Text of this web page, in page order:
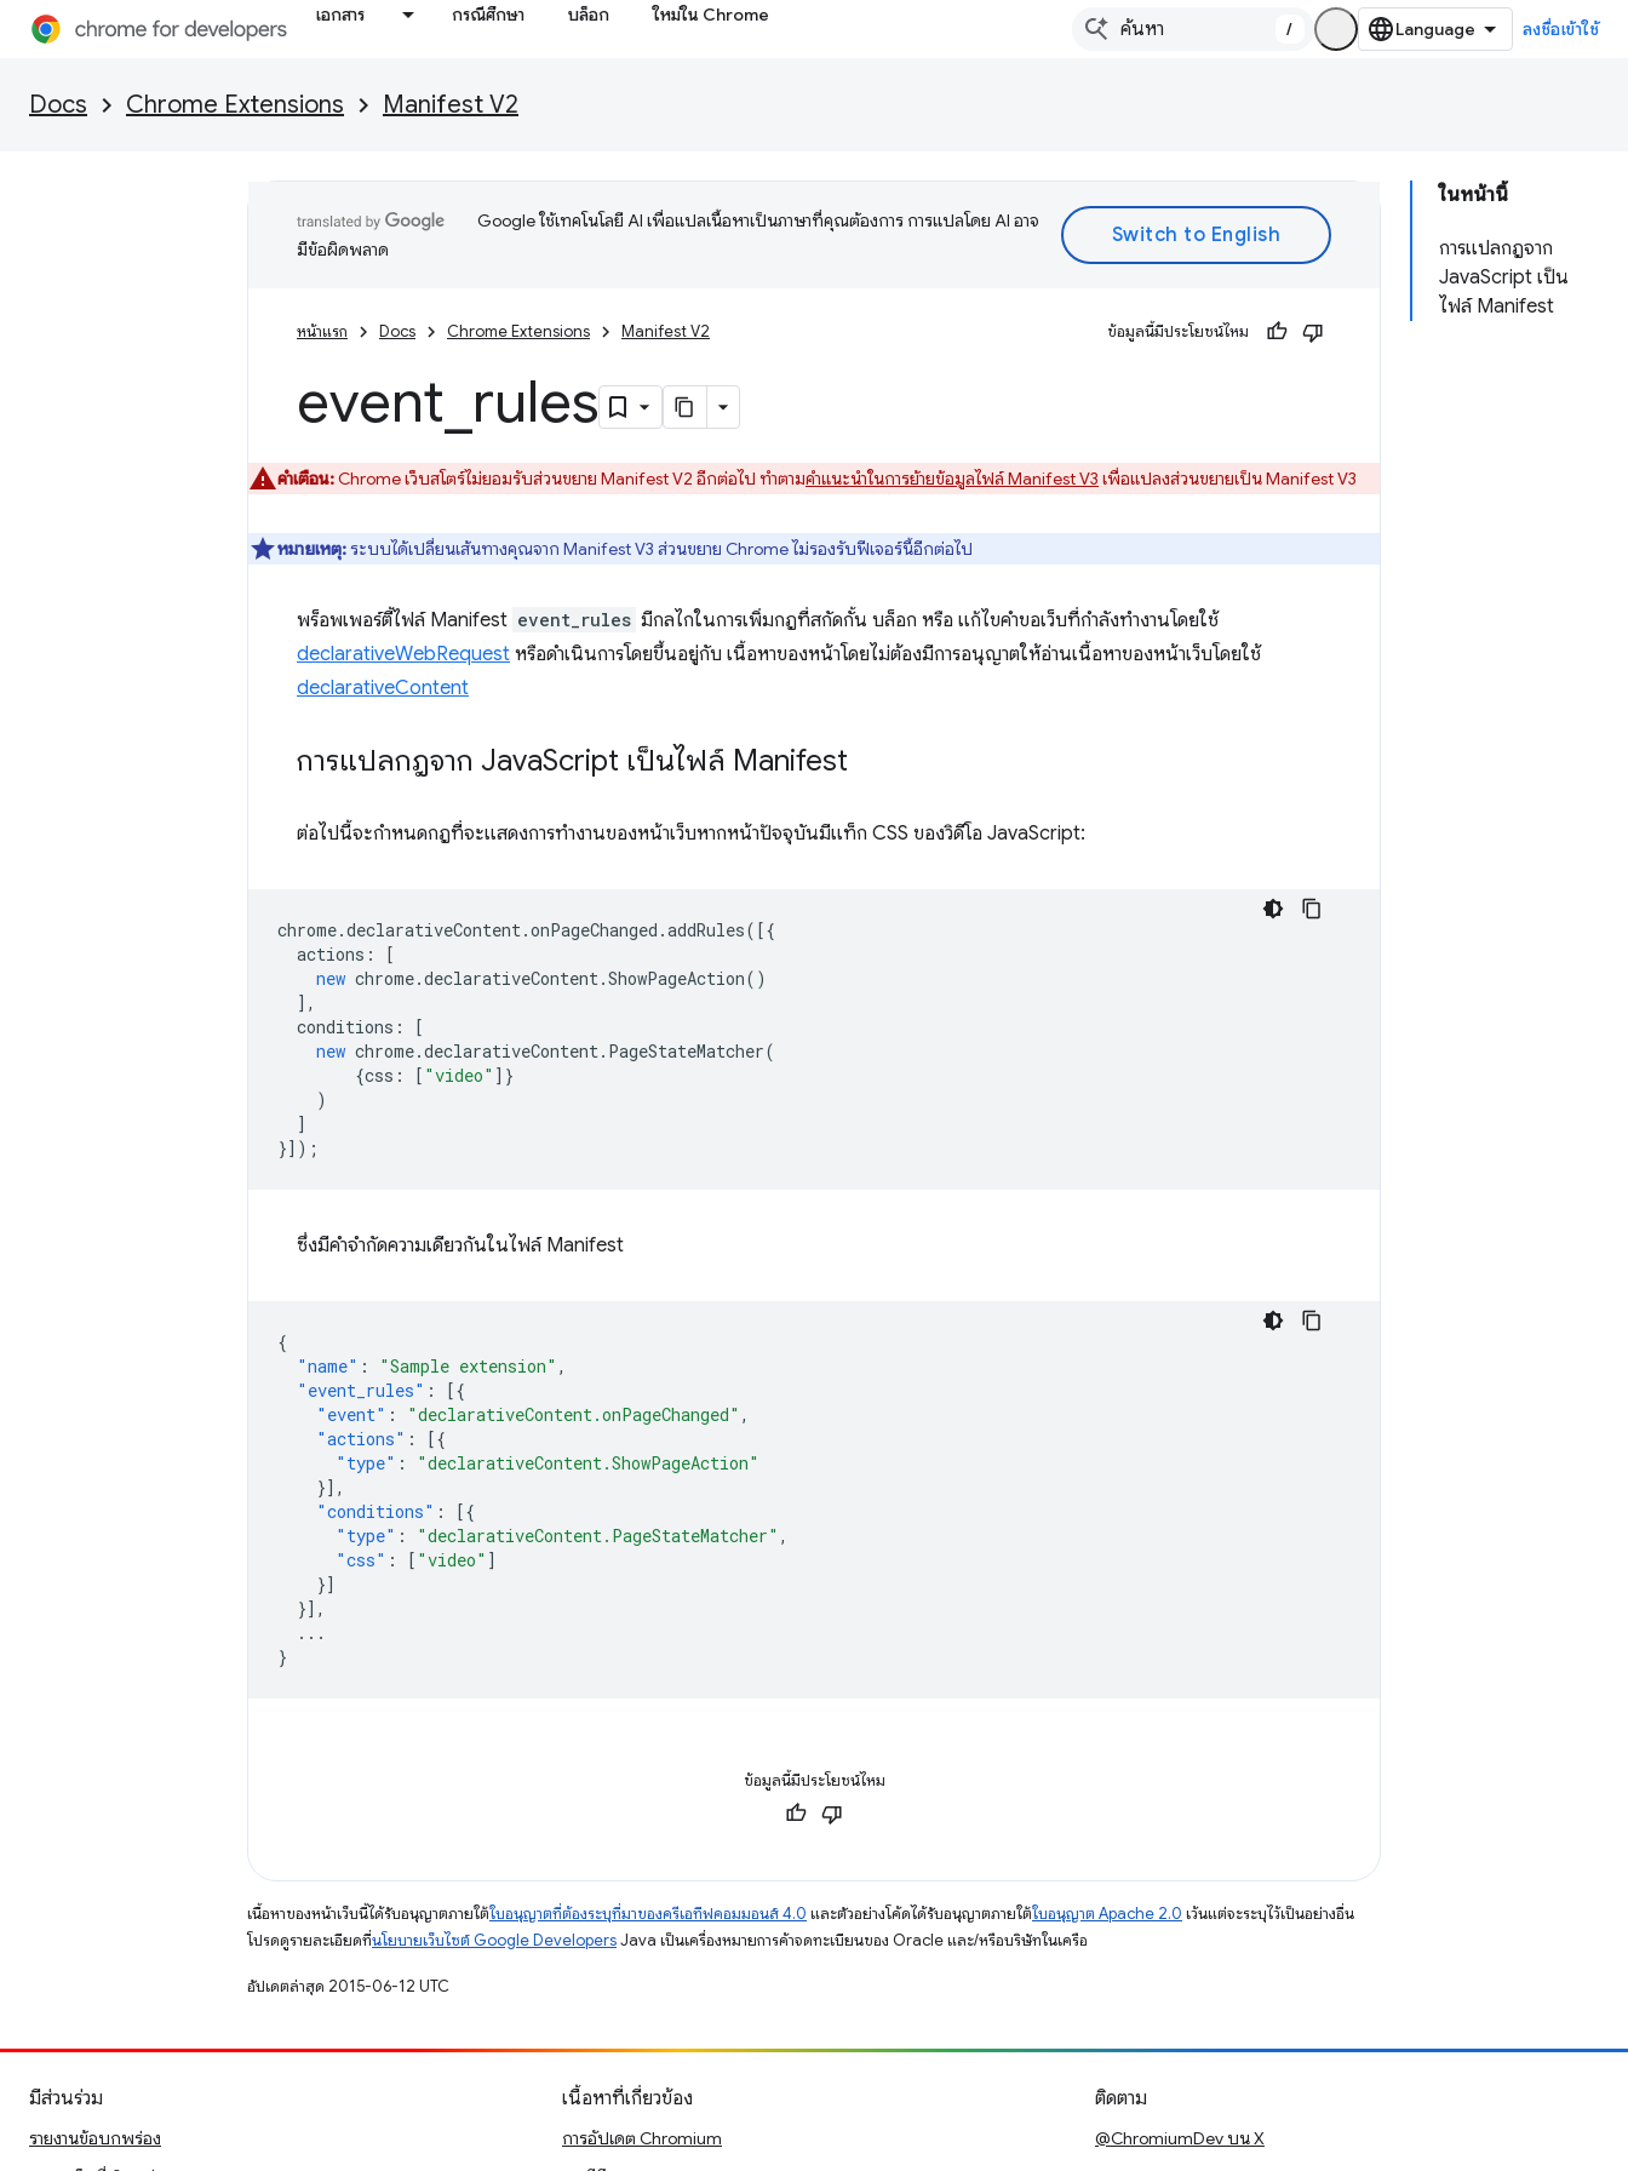
เอกสาร กรณีศึกษา บล็อก ใหม่ใน Chrome
/ ลงชื่อเข้าใช้
Docs Chrome Extensions Manifest V2
ในหน้านี้
การแปลกฎจาก
JavaScript เป็น
ไฟล์ Manifest
Google ใช้เทคโนโลยี AI เพื่อแปลเนื้อหาเป็นภาษาที่คุณต้องการ การแปลโดย AI อาจ
มีข้อผิดพลาด
หน้าแรก Docs Chrome Extensions Manifest V2 ข้อมูลนี้มีประโยชน์ไหม
event rules
คำเตือน:Chrome เว็บสโตร์ไม่ยอมรับส่วนขยาย Manifest V2 อีกต่อไป ทำตามคำแนะนำในการย้ายข้อมูลไฟล์ Manifest V3 เพื่อแปลงส่วนขยายเป็น Manifest V3
หมายเหตุ:ระบบได้เปลี่ยนเส้นทางคุณจาก Manifest V3 ส่วนขยาย Chrome ไม่รองรับฟีเจอร์นี้อีกต่อไป
พร็อพเพอร์ตี้ไฟล์ Manifest event_rules มีกลไกในการเพิ่มกฎที่สกัดกั้น บล็อก หรือ แก้ไขคำขอเว็บที่กำลังทำงานโดยใช้
declarativeWebRequest หรือดำเนินการโดยขึ้นอยู่กับ เนื้อหาของหน้าโดยไม่ต้องมีการอนุญาตให้อ่านเนื้อหาของหน้าเว็บโดยใช้
declarativeContent
การแปลกฎจาก JavaScript เป็นไฟล์ Manifest
ต่อไปนี้จะกำหนดกฎที่จะแสดงการทำงานของหน้าเว็บหากหน้าปัจจุบันมีแท็ก CSS ของวิดีโอ JavaScript:
chrome.declarativeContent.onPageChanged .addRules([{
actions :
[
new chrome.declarativeContent.ShowPageAction()
],
conditions :
[
new chrome.declarativeContent. PageStateMatcher(
{css : [ "video" ]}
)
]
}]);
ซึ่งมีคำจำกัดความเดียวกันในไฟล์ Manifest
{
"name" : "Sample extension" ,
"event_rules" :
[{
"event" : "declarativeContent.onPageChanged" ,
"actions" :
[{
"type" :
"declarativeContent.ShowPageAction"
}],
"conditions" :
[{
"type" : "declarativeContent.PageStateMatcher" ,
"css" : [ "video" ]
}]
}],
...
}
ข้อมูลนี้มีประโยชน์ไหม
เนื้อหาของหน้าเว็บนี้ได้รับอนุญาตภายใต้ใบอนุญาตที่ต้องระบุที่มาของครีเอทีฟคอมมอนส์ 4.0 และตัวอย่างโค้ดได้รับอนุญาตภายใต้ใบอนุญาต Apache 2.0 เว้นแต่จะระบุไว้เป็นอย่างอื่น
โปรดดูรายละเอียดที่นโยบายเว็บไซต์ Google DevelopersJava เป็นเครื่องหมายการค้าจดทะเบียนของ Oracle และ/หรือบริษัทในเครือ
อัปเดตล่าสุด 2015-06-12 UTC
มีส่วนร่วม
รายงานข้อบกพร่อง
เนื้อหาที่เกี่ยวข้อง
การอัปเดต Chromium
ติดตาม
@ChromiumDev บน X